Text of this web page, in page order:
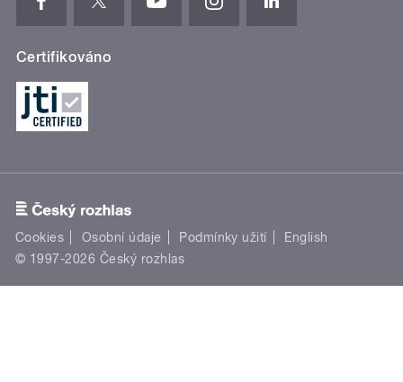
Certifikováno
Cookies Osobní údaje Podmínky užití
English
© 1997-2026 Český rozhlas